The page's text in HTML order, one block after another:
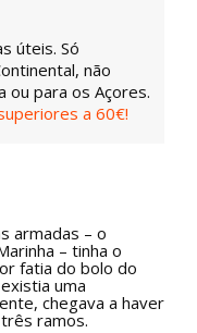
úteis. Só
não
ou para os Açores.
a 60€!
armadas – o
– tinha o
fatia do bolo do
uma
chegava a haver
ramos.